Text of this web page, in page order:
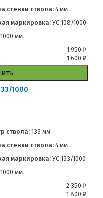
стенки ствола:4 мм
маркировка:УС 108/1000
мм
1 950₽
1 600₽
1000
ствола:133 мм
стенки ствола:4 мм
маркировка:УС 133/1000
мм
2 350₽
1 800₽